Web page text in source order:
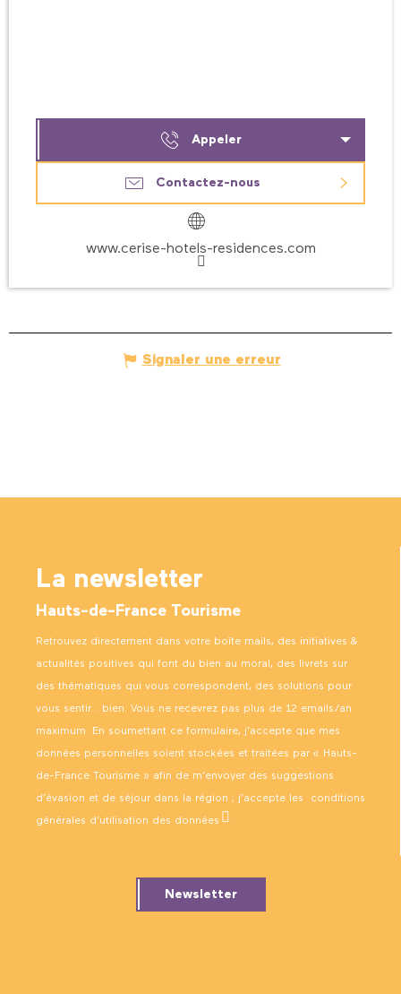
Appeler
Contactez-nous
www.cerise-hotels-residences.com
Signaler une erreur
La newsletter
Hauts-de-France Tourisme
Retrouvez directement dans votre boîte mails, des initiatives &
actualités positives qui font du bien au moral, des livrets sur
des thématiques qui vous correspondent, des solutions pour
vous sentir… bien. Vous ne recevrez pas plus de 12 emails/an
maximum. En soumettant ce formulaire, j’accepte que mes
données personnelles soient stockées et traitées par « Hauts-
de-France Tourisme » afin de m’envoyer des suggestions
d’évasion et de séjour dans la région ; j’accepte les conditions
générales d’utilisation des données .
Newsletter